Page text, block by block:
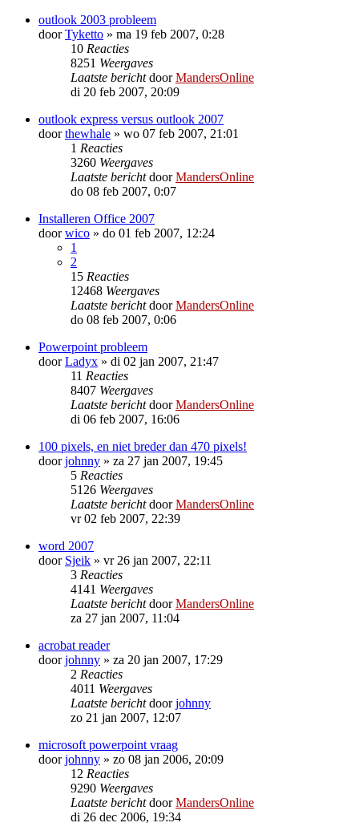
outlook 2003 probleem
doorTyketto » ma 19 feb 2007, 0:28
10 Reacties
8251 Weergaves
Laatste berichtdoorMandersOnline
di 20 feb 2007, 20:09
outlook express versus outlook 2007
doorthewhale » wo 07 feb 2007, 21:01
1 Reacties
3260 Weergaves
Laatste berichtdoorMandersOnline
do 08 feb 2007, 0:07
Installeren Office 2007
doorwico » do 01 feb 2007, 12:24
1
2
15 Reacties
12468 Weergaves
Laatste berichtdoorMandersOnline
do 08 feb 2007, 0:06
Powerpoint probleem
doorLadyx » di 02 jan 2007, 21:47
11 Reacties
8407 Weergaves
Laatste berichtdoorMandersOnline
di 06 feb 2007, 16:06
100 pixels, en niet breder dan 470 pixels!
doorjohnny » za 27 jan 2007, 19:45
5 Reacties
5126 Weergaves
Laatste berichtdoorMandersOnline
vr 02 feb 2007, 22:39
word 2007
door Sjeik » vr 26 jan 2007, 22:11
3 Reacties
4141 Weergaves
Laatste berichtdoorMandersOnline
za 27 jan 2007, 11:04
acrobat reader
doorjohnny » za 20 jan 2007, 17:29
2 Reacties
4011 Weergaves
Laatste berichtdoorjohnny
zo 21 jan 2007, 12:07
microsoft powerpoint vraag
doorjohnny » zo 08 jan 2006, 20:09
12 Reacties
9290 Weergaves
Laatste berichtdoorMandersOnline
di 26 dec 2006, 19:34